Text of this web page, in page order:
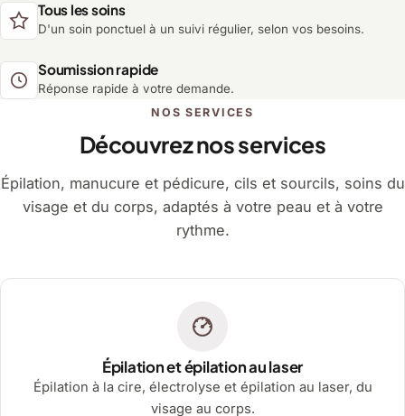
Tous les soins
D'un soin ponctuel à un suivi régulier, selon vos besoins.
Soumission rapide
Réponse rapide à votre demande.
NOS SERVICES
Découvrez nos services
Épilation, manucure et pédicure, cils et sourcils, soins du
visage et du corps, adaptés à votre peau et à votre
rythme.
Épilation et épilation au laser
Épilation à la cire, électrolyse et épilation au laser, du
visage au corps.